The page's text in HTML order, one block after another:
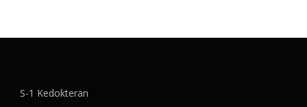
S-1 Kedokteran